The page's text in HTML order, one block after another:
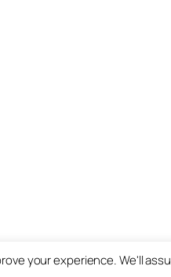
your experience. We'll